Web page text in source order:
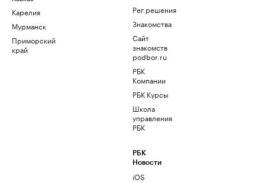
Карелия
Мурманск
Приморский
край
Рег.решения
Знакомства
Сайт
знакомств
podbor.ru
РБК
Компании
РБК Курсы
Школа
управления
РБК
РБК
Новости
iOS